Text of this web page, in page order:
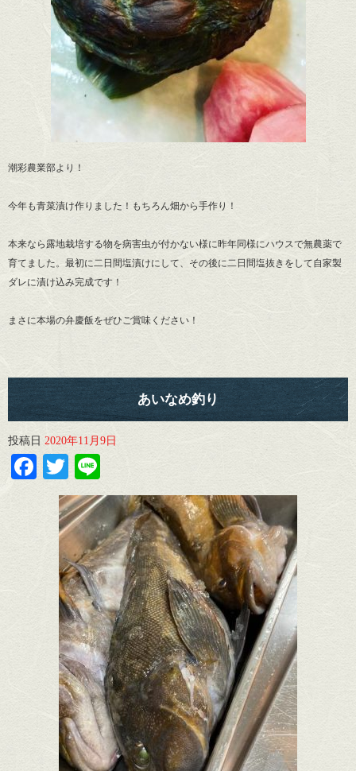
潮彩農業部より！
今年も青菜漬け作りました！もちろん畑から手作り！
本来なら露地栽培する物を病害虫が付かない様に昨年同様にハウスで無農薬で
育てました。最初に二日間塩漬けにして、その後に二日間塩抜きをして自家製
ダレに漬け込み完成です！
まさに本場の弁慶飯をぜひご賞味ください！
あいなめ釣り
投稿日 2020年11月9日
Facebook
Twitter